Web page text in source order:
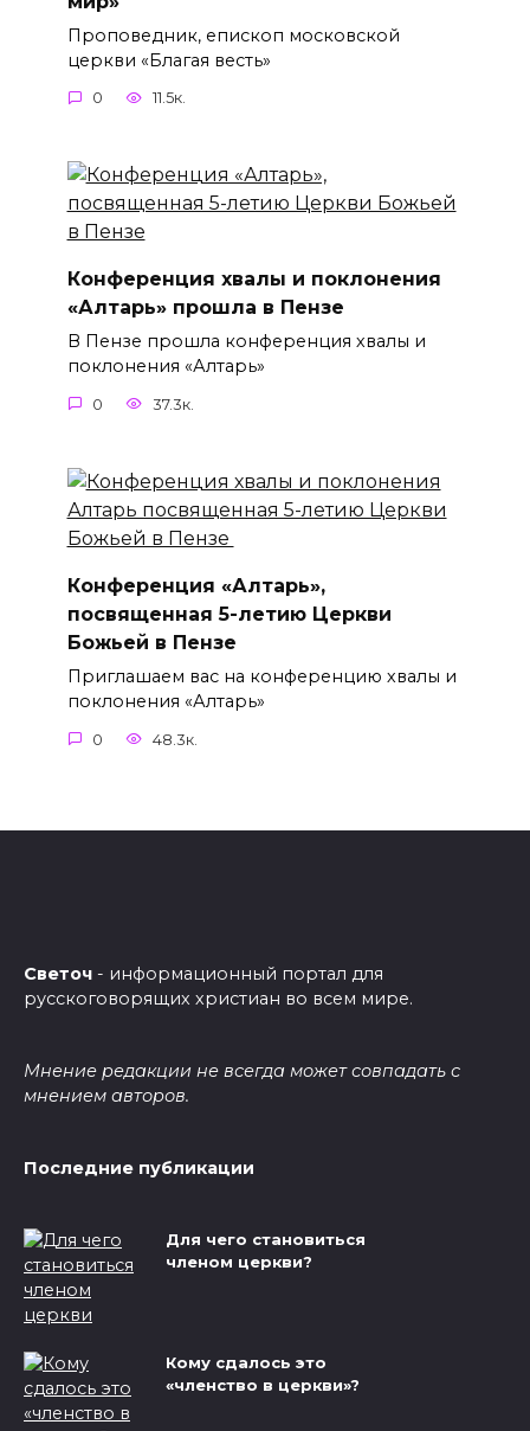
Проповедник, епископ московской
церкви «Благая весть»
0 11.5к.
Конференция хвалы и поклонения
«Алтарь» прошла в Пензе
В Пензе прошла конференция хвалы и
поклонения «Алтарь»
0 37.3к.
Конференция «Алтарь»,
посвященная 5-летию Церкви
Божьей в Пензе
Приглашаем вас на конференцию хвалы и
поклонения «Алтарь»
0 48.3к.
Светоч - информационный портал для
русскоговорящих христиан во всем мире.
Мнение редакции не всегда может совпадать с
мнением авторов.
Последние публикации
Для чего становиться
членом церкви?
Кому сдалось это
«членство в церкви»?